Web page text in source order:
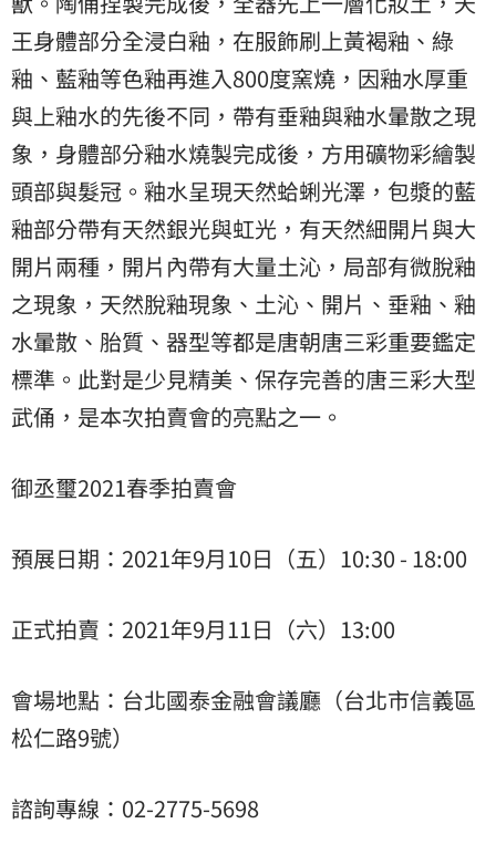
王身體部分全浸白釉，在服飾刷上黃褐釉、綠
釉、藍釉等色釉再進入800度窯燒，因釉水厚重
與上釉水的先後不同，帶有垂釉與釉水暈散之現
象，身體部分釉水燒製完成後，方用礦物彩繪製
頭部與髮冠。釉水呈現天然蛤蜊光澤，包漿的藍
釉部分帶有天然銀光與虹光，有天然細開片與大
開片兩種，開片內帶有大量土沁，局部有微脫釉
之現象，天然脫釉現象、土沁、開片、垂釉、釉
水暈散、胎質、器型等都是唐朝唐三彩重要鑑定
標準。此對是少見精美、保存完善的唐三彩大型
武俑，是本次拍賣會的亮點之一。
御丞璽2021春季拍賣會
預展日期：2021年9月10日（五）10:30 - 18:00
正式拍賣：2021年9月11日（六）13:00
會場地點：台北國泰金融會議廳（台北市信義區
松仁路9號）
諮詢專線：02-2775-5698